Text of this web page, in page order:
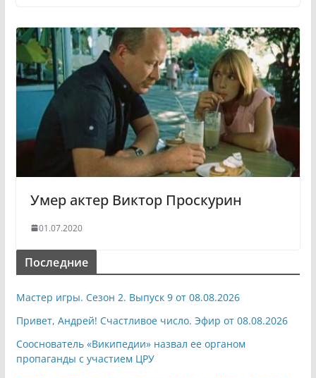
Умер актер Виктор Проскурин
01.07.2020
Последние
Мастер игры. Сезон 2. Выпуск 9 от 08.08.2026
Привет, Андрей! Счастливое число. Эфир от 08.08.2026
Сооснователь «Википедии» назвал ее органом
пропаганды с участием ЦРУ